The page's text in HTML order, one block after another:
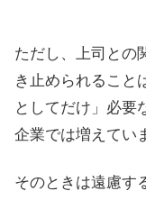
ただし、上司との
き止められること
としてだけ」必要
企業では増えてい
そのときは遠慮す